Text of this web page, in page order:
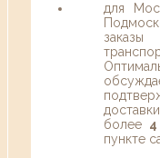
для
более
пункте